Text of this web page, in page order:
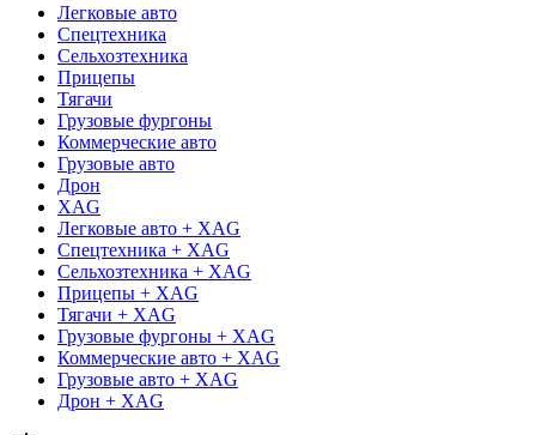
Легковые авто
Спецтехника
Сельхозтехника
Прицепы
Тягачи
Грузовые фургоны
Коммерческие авто
Грузовые авто
Дрон
XAG
Легковые авто + XAG
Спецтехника + XAG
Сельхозтехника + XAG
Прицепы + XAG
Тягачи + XAG
Грузовые фургоны + XAG
Коммерческие авто + XAG
Грузовые авто + XAG
Дрон + XAG